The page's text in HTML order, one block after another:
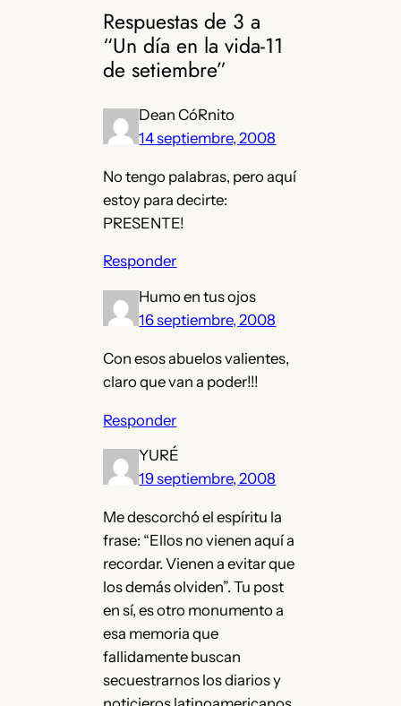
Respuestas de 3 a
“Un día en la vida-11
de setiembre”
Dean CóRnito
14 septiembre, 2008
No tengo palabras, pero aquí
estoy para decirte:
PRESENTE!
Responder
Humo en tus ojos
16 septiembre, 2008
Con esos abuelos valientes,
claro que van a poder!!!
Responder
YURÉ
19 septiembre, 2008
Me descorchó el espíritu la
frase: “Ellos no vienen aquí a
recordar. Vienen a evitar que
los demás olviden”. Tu post
en sí, es otro monumento a
esa memoria que
fallidamente buscan
secuestrarnos los diarios y